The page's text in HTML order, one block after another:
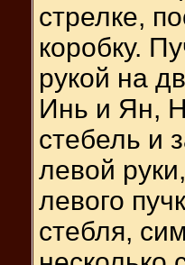
стрелке,
коробку.
рукой на
Инь и Ян,
стебель и
левой
левого
стебля,